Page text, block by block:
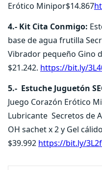
Erótico Minipor$14.867
4.- Kit Cita Conmigo:
base de agua frutilla
Vibrador pequeño Gino
$21.242. https://bit.ly/
5.- Estuche Juguetón
Juego Corazón Erótico
Lubricante Secretos de
OH sachet x 2 y Gel
$39.992 https://bit.ly/